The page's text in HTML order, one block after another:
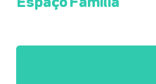
“Espaço Família”